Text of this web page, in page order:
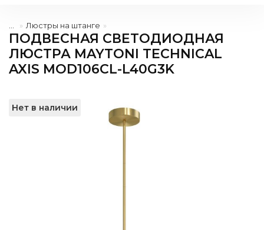
Люстры на штанге
ПОДВЕСНАЯ СВЕТОДИОДНАЯ
ЛЮСТРА MAYTONI TECHNICAL
AXIS MOD106CL-L40G3K
Нет в наличии